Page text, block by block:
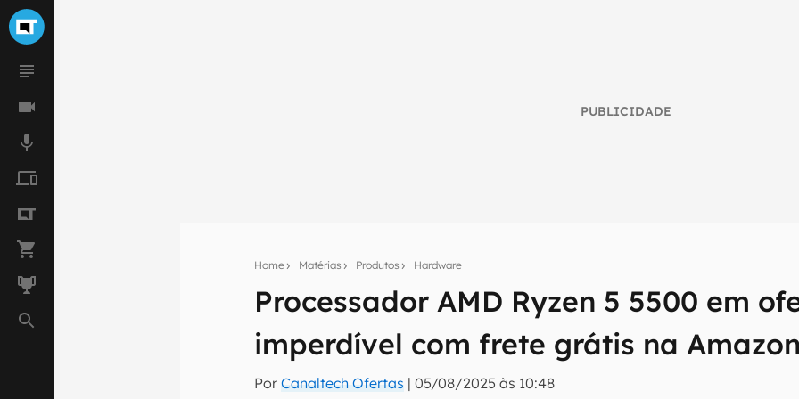
PUBLICIDADE
Home Matérias Produtos Hardware
Processador AMD Ryzen 5 5500 em
imperdível com frete grátis na Amazon
PorCanaltech Ofertas |05/08/2025 às 10:48
Seu resumo inteligente do mundo tech!
Assine a newsletter do Canaltech e receba notícias e reviews sobre tecnologia